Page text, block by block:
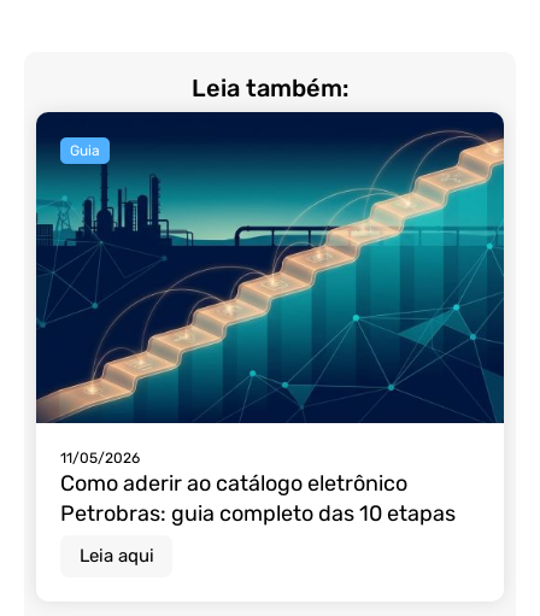
Leia também:
Guia
11/05/2026
Como aderir ao catálogo eletrônico
Petrobras: guia completo das 10 etapas
Leia aqui